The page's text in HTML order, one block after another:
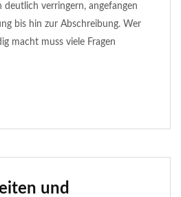
deutlich verringern, angefangen
bis hin zur Abschreibung. Wer
macht muss viele Fragen
und